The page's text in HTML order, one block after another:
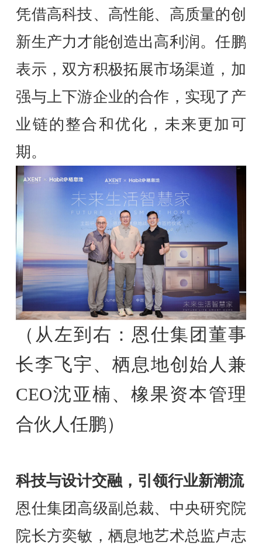
凭借高科技、高性能、高质量的创
新生产力才能创造出高利润。任鹏
表示，双方积极拓展市场渠道，加
强与上下游企业的合作，实现了产
业链的整合和优化，未来更加可
期。
（从左到右：恩仕集团董事
长李飞宇、栖息地创始人兼
CEO沈亚楠、橡果资本管理
合伙人任鹏）
科技与设计交融，引领行业新潮流
恩仕集团高级副总裁、中央研究院
院长方奕敏，栖息地艺术总监卢志